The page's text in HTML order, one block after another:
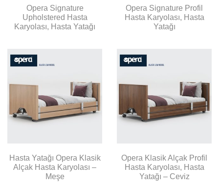
Opera Signature
Upholstered Hasta
Karyolası, Hasta Yatağı
Opera Signature Profil
Hasta Karyolası, Hasta
Yatağı
Hasta Yatağı Opera Klasik
Alçak Hasta Karyolası –
Meşe
Opera Klasik Alçak Profil
Hasta Karyolası, Hasta
Yatağı – Ceviz